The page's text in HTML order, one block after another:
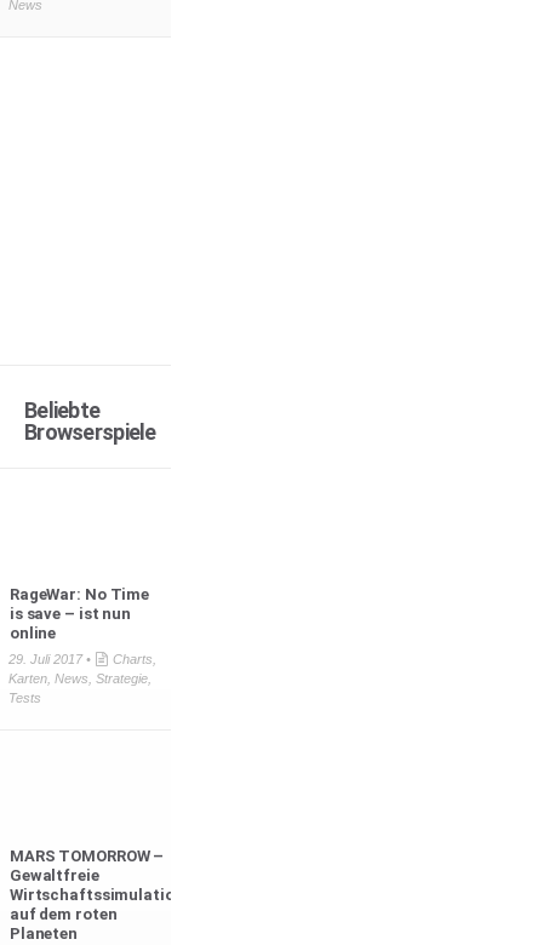
News
Beliebte
Browserspiele
RageWar: No Time
is save – ist nun
online
29. Juli 2017 • Charts
Karten, News Strategie,
Tests
MARS TOMORROW –
Gewaltfreie
Wirtschaftssimulation
auf dem roten
Planeten